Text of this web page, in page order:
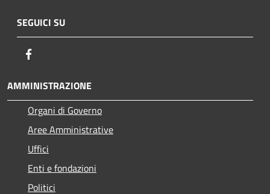
SEGUICI SU
AMMINISTRAZIONE
Organi di Governo
Aree Amministrative
Uffici
Enti e fondazioni
Politici